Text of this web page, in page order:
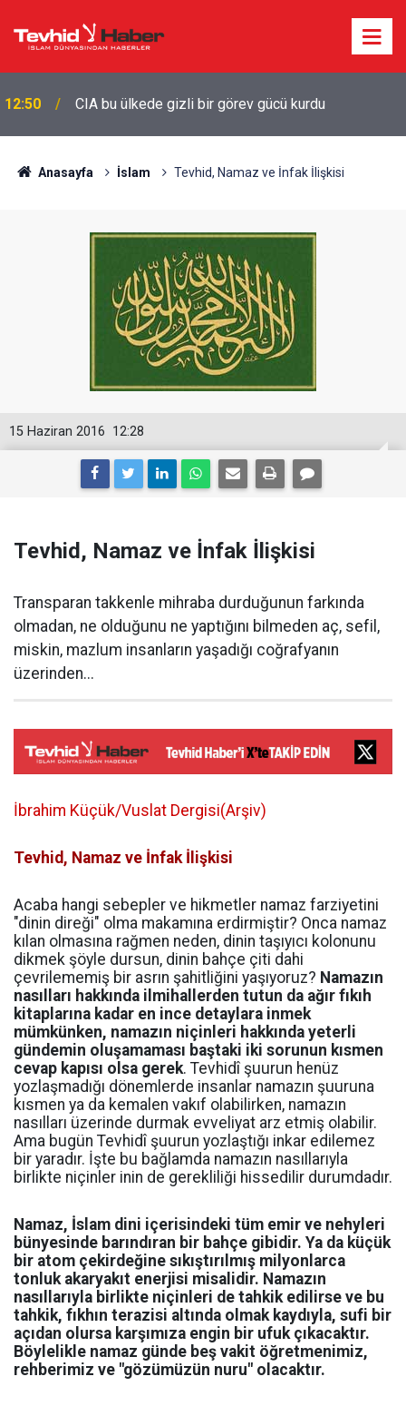
12:50 CIA bu ülkede gizli bir görev gücü kurdu
Anasayfa İslam Tevhid, Namaz ve İnfak İlişkisi
12:28
15 Haziran 2016
Tevhid, Namaz ve İnfak İlişkisi
Transparan takkenle mihraba durduğunun farkında
olmadan, ne olduğunu ne yaptığını bilmeden aç, sefil,
miskin, mazlum insanların yaşadığı coğrafyanın
üzerinden...
İbrahim Küçük/Vuslat Dergisi(Arşiv)
Tevhid, Namaz ve İnfak İlişkisi
Acaba hangi sebepler ve hikmetler namaz farziyetini
"dinin direği" olma makamına erdirmiştir? Onca namaz
kılan olmasına rağmen neden, dinin taşıyıcı kolonunu
dikmek şöyle dursun, dinin bahçe çiti dahi
çevrilememiş bir asrın şahitliğini yaşıyoruz? Namazın
nasılları hakkında ilmihallerden tutun da ağır fıkıh
kitaplarına kadar en ince detaylara inmek
mümkünken, namazın niçinleri hakkında yeterli
gündemin oluşamaması baştaki iki sorunun kısmen
cevap kapısı olsa gerek. Tevhidî şuurun henüz
yozlaşmadığı dönemlerde insanlar namazın şuuruna
kısmen ya da kemalen vakıf olabilirken, namazın
nasılları üzerinde durmak evveliyat arz etmiş olabilir.
Ama bugün Tevhidî şuurun yozlaştığı inkar edilemez
bir yaradır. İşte bu bağlamda namazın nasıllarıyla
birlikte niçinler inin de gerekliliği hissedilir durumdadır.
Namaz, İslam dini içerisindeki tüm emir ve nehyleri
bünyesinde barındıran bir bahçe gibidir. Ya da küçük
bir atom çekirdeğine sıkıştırılmış milyonlarca
tonluk akaryakıt enerjisi misalidir. Namazın
nasıllarıyla birlikte niçinleri de tahkik edilirse ve bu
tahkik, fıkhın terazisi altında olmak kaydıyla, sufi bir
açıdan olursa karşımıza engin bir ufuk çıkacaktır.
Böylelikle namaz günde beş vakit öğretmenimiz,
rehberimiz ve "gözümüzün nuru" olacaktır.